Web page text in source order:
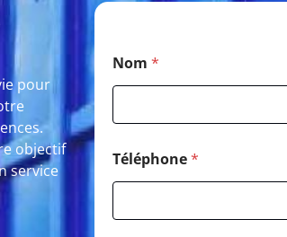
pour
objectif
service
Nom *
Téléphone*